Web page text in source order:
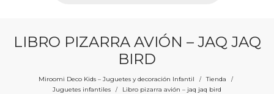
LIBRO PIZARRA AVIÓN – JAQ JAQ
BIRD
Miroomi Deco Kids – Juguetes y decoración Infantil / Tienda /
Juguetes infantiles / Libro pizarra avión – jaq jaq bird